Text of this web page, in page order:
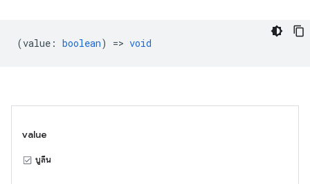
(value : boolean) => void
value
บูลีน